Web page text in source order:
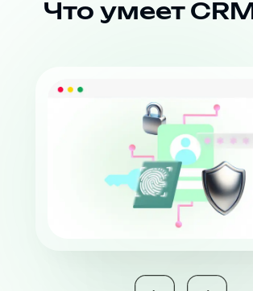
Что умеет CRM